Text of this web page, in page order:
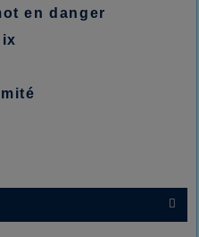
en danger
